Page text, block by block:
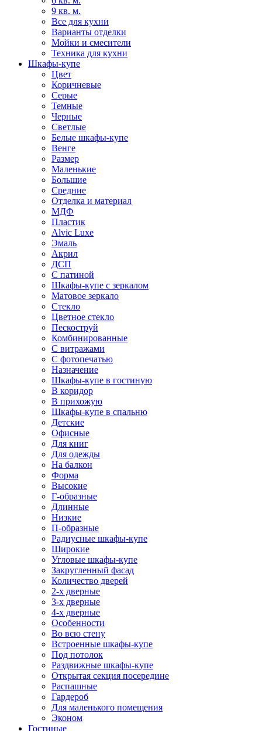
9 кв. м.
Все для кухни
Варианты отделки
Мойки и смесители
Техника для кухни
Шкафы-купе
Цвет
Коричневые
Серые
Темные
Черные
Светлые
Белые шкафы-купе
Венге
Размер
Маленькие
Большие
Средние
Отделка и материал
МДФ
Пластик
Alvic Luxe
Эмаль
Акрил
ДСП
С патиной
Шкафы-купе с зеркалом
Матовое зеркало
Стекло
Цветное стекло
Пескоструй
Комбинированные
С витражами
С фотопечатью
Назначение
Шкафы-купе в гостиную
В коридор
В прихожую
Шкафы-купе в спальню
Детские
Офисные
Для книг
Для одежды
На балкон
Форма
Высокие
Г-образные
Длинные
Низкие
П-образные
Радиусные шкафы-купе
Широкие
Угловые шкафы-купе
Закругленный фасад
Количество дверей
2-х дверные
3-х дверные
4-х дверные
Особенности
Во всю стену
Встроенные шкафы-купе
Под потолок
Раздвижные шкафы-купе
Открытая секция посередине
Распашные
Гардероб
Для маленького помещения
Эконом
Гостиные